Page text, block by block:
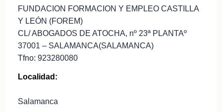
FUNDACION FORMACION Y EMPLEO CASTILLA
Y LEÓN (FOREM)
CL/ ABOGADOS DE ATOCHA, nº 23ª PLANTAº
37001 – SALAMANCA(SALAMANCA)
Tfno: 923280080
Localidad:
Salamanca